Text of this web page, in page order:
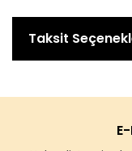
Taksit